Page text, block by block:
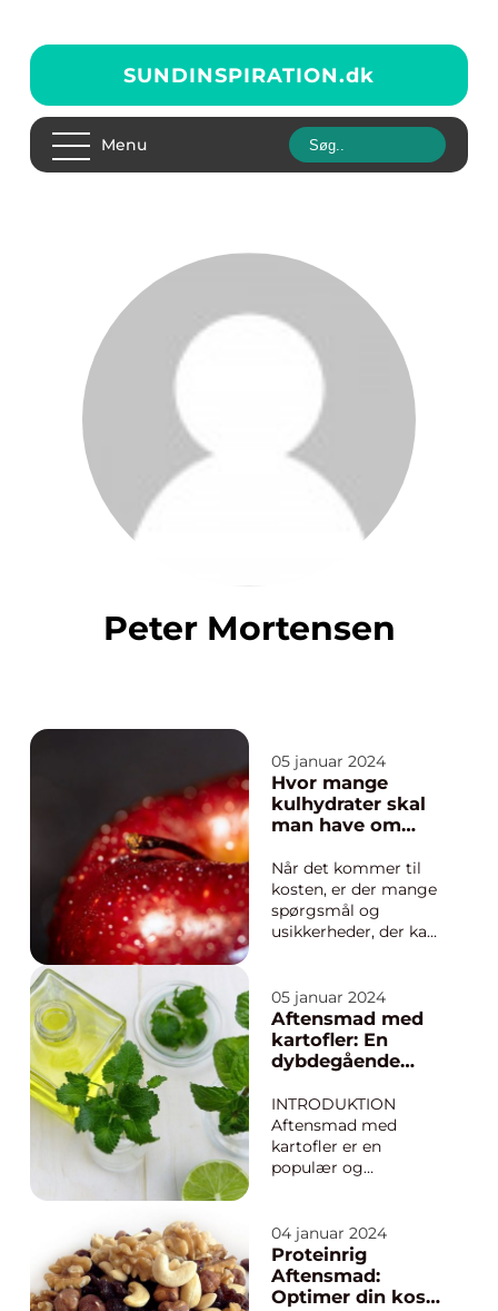
SUNDINSPIRATION.dk
Menu
Peter Mortensen
05 januar 2024
Hvor mange
kulhydrater skal
man have om
Når det kommer til
kosten, er der mange
spørgsmål og
usikkerheder, der kan
spørgsmål handler
om kulhydrater – hvor
mange skal vi have
om dagen? Er der et
sikre os en sund og
balanceret kost? ...
05 januar 2024
Aftensmad med
kartofler: En
dybdegående
velsmagende ret
INTRODUKTION
Aftensmad med
kartofler er en
populær og
mange mennesker
over hele verden.
Kartoflen er en alsidig
grøntsag, der kan
04 januar 2024
Proteinrig
Aftensmad:
Optimer din kost